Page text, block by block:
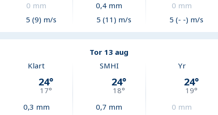
0 mm
5 (9) m/s
0,4 mm
5 (11) m/s
0 mm
5 (- -) m/s
Tor 13 aug
Klart
24°
17°
0,3 mm
SMHI
24°
18°
0,7 mm
Yr
24°
19°
0 mm